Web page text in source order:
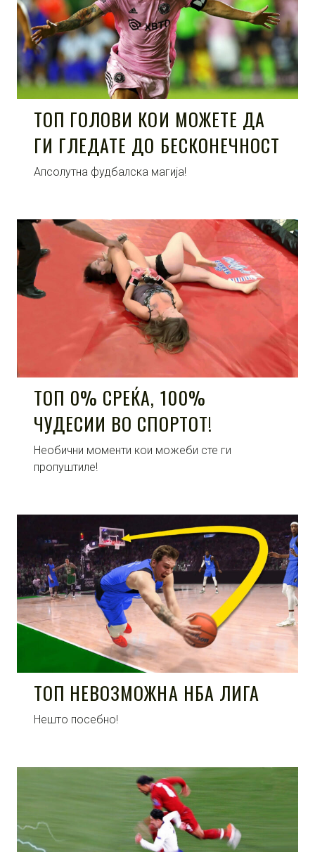
ТОП ГОЛОВИ КОИ МОЖЕТЕ ДА
ГИ ГЛЕДАТЕ ДО БЕСКОНЕЧНОСТ
Апсолутна фудбалска магија!
ТОП 0% СРЕЌА, 100%
ЧУДЕСИИ ВО СПОРТОТ!
Необични моменти кои можеби сте ги
пропуштиле!
ТОП НЕВОЗМОЖНА НБА ЛИГА
Нешто посебно!